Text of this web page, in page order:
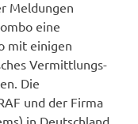
Meldungen
eine
mit einigen
Vermittlungs-
Die
und der Firma